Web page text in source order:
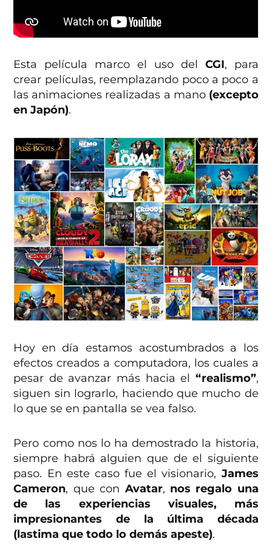
Esta película marco el uso del CGI, para
crear películas, reemplazando poco a poco a
las animaciones realizadas a mano (excepto
en Japón).
Hoy en día estamos acostumbrados a los
efectos creados a computadora, los cuales a
pesar de avanzar más hacia el “realismo”,
siguen sin lograrlo, haciendo que mucho de
lo que se en pantalla se vea falso.
Pero como nos lo ha demostrado la historia,
siempre habrá alguien que de el siguiente
paso. En este caso fue el visionario, James
Cameron, que con Avatar, nos regalo una
de las experiencias visuales, más
impresionantes de la última década
(lastima que todo lo demás apeste).